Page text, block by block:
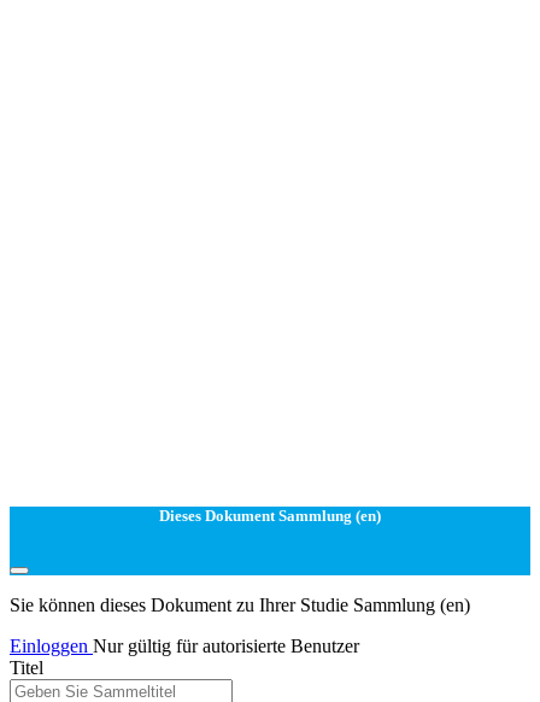
Dieses Dokument Sammlung (en)
Sie können dieses Dokument zu Ihrer Studie Sammlung (en)
Einloggen Nur gültig für autorisierte Benutzer
Titel